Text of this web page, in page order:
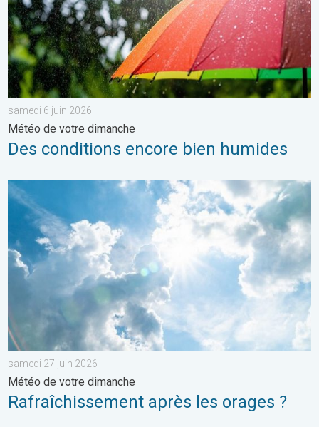
samedi 6 juin 2026
Météo de votre dimanche
Des conditions encore bien humides
Rafraîchissement après les orages ?. Météo de votre
samedi 27 juin 2026
Météo de votre dimanche
Rafraîchissement après les orages ?